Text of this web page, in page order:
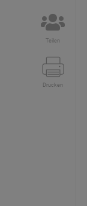
Teilen
Drucken